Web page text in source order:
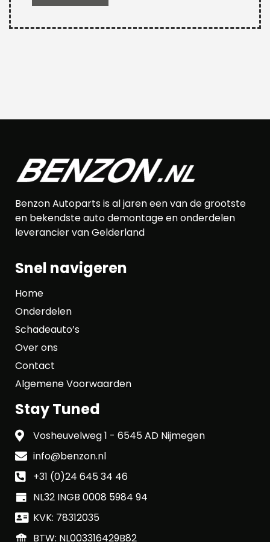
Benzon Autoparts is al jaren een van de grootste
en bekendste auto demontage en onderdelen
leverancier van Gelderland
Snel navigeren
Home
Onderdelen
Schadeauto’s
Over ons
Contact
Algemene Voorwaarden
Stay Tuned
Vosheuvelweg 1 - 6545 AD Nijmegen
info@benzon.nl
+31 (0)24 645 34 46
NL32 INGB 0008 5984 94
KVK: 78312035
BTW: NL003316429B82